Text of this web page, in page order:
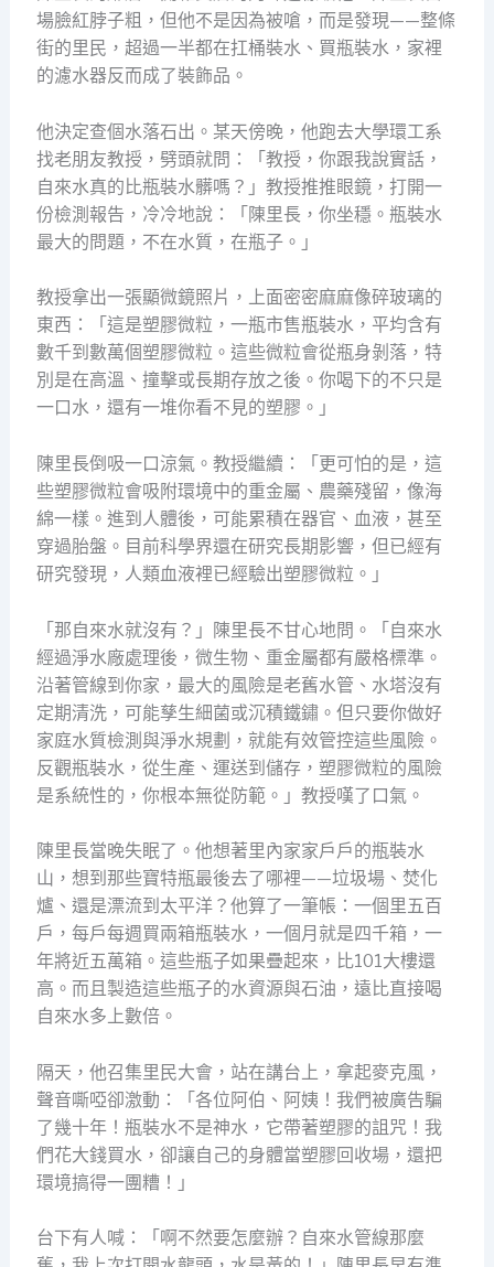
場臉紅脖子粗，但他不是因為被嗆，而是發現——整條
街的里民，超過一半都在扛桶裝水、買瓶裝水，家裡
的濾水器反而成了裝飾品。
他決定查個水落石出。某天傍晚，他跑去大學環工系
找老朋友教授，劈頭就問：「教授，你跟我說實話，
自來水真的比瓶裝水髒嗎？」教授推推眼鏡，打開一
份檢測報告，冷冷地說：「陳里長，你坐穩。瓶裝水
最大的問題，不在水質，在瓶子。」
教授拿出一張顯微鏡照片，上面密密麻麻像碎玻璃的
東西：「這是塑膠微粒，一瓶市售瓶裝水，平均含有
數千到數萬個塑膠微粒。這些微粒會從瓶身剝落，特
別是在高溫、撞擊或長期存放之後。你喝下的不只是
一口水，還有一堆你看不見的塑膠。」
陳里長倒吸一口涼氣。教授繼續：「更可怕的是，這
些塑膠微粒會吸附環境中的重金屬、農藥殘留，像海
綿一樣。進到人體後，可能累積在器官、血液，甚至
穿過胎盤。目前科學界還在研究長期影響，但已經有
研究發現，人類血液裡已經驗出塑膠微粒。」
「那自來水就沒有？」陳里長不甘心地問。「自來水
經過淨水廠處理後，微生物、重金屬都有嚴格標準。
沿著管線到你家，最大的風險是老舊水管、水塔沒有
定期清洗，可能孳生細菌或沉積鐵鏽。但只要你做好
家庭水質檢測與淨水規劃，就能有效管控這些風險。
反觀瓶裝水，從生產、運送到儲存，塑膠微粒的風險
是系統性的，你根本無從防範。」教授嘆了口氣。
陳里長當晚失眠了。他想著里內家家戶戶的瓶裝水
山，想到那些寶特瓶最後去了哪裡——垃圾場、焚化
爐、還是漂流到太平洋？他算了一筆帳：一個里五百
戶，每戶每週買兩箱瓶裝水，一個月就是四千箱，一
年將近五萬箱。這些瓶子如果疊起來，比101大樓還
高。而且製造這些瓶子的水資源與石油，遠比直接喝
自來水多上數倍。
隔天，他召集里民大會，站在講台上，拿起麥克風，
聲音嘶啞卻激動：「各位阿伯、阿姨！我們被廣告騙
了幾十年！瓶裝水不是神水，它帶著塑膠的詛咒！我
們花大錢買水，卻讓自己的身體當塑膠回收場，還把
環境搞得一團糟！」
台下有人喊：「啊不然要怎麼辦？自來水管線那麼